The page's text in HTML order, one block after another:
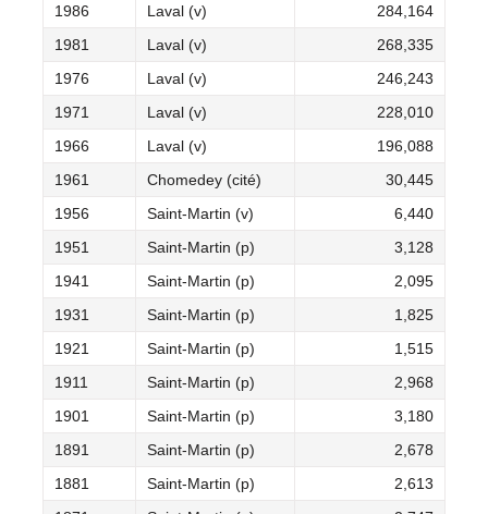
1986
Laval (v)
284,164
1981
Laval (v)
268,335
1976
Laval (v)
246,243
1971
Laval (v)
228,010
1966
Laval (v)
196,088
1961
Chomedey (cité)
30,445
1956
Saint-Martin (v)
6,440
1951
Saint-Martin (p)
3,128
1941
Saint-Martin (p)
2,095
1931
Saint-Martin (p)
1,825
1921
Saint-Martin (p)
1,515
1911
Saint-Martin (p)
2,968
1901
Saint-Martin (p)
3,180
1891
Saint-Martin (p)
2,678
1881
Saint-Martin (p)
2,613